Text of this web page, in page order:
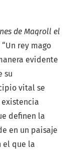
de Maqroll el
rey mago
evidente
su
vital se
definen la
en un paisaje
el que la